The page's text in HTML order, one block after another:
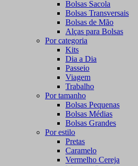
Bolsas Sacola
Bolsas Transversais
Bolsas de Mão
Alças para Bolsas
Por categoria
Kits
Dia a Dia
Passeio
Viagem
Trabalho
Por tamanho
Bolsas Pequenas
Bolsas Médias
Bolsas Grandes
Por estilo
Pretas
Caramelo
Vermelho Cereja